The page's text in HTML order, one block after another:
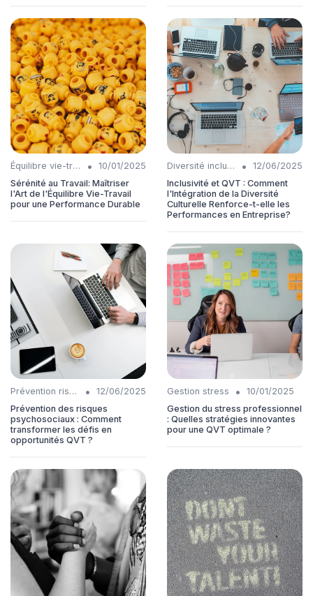
Équilibre vie-travail •
10/01/2025
Sérénité au Travail: Maîtriser
l'Art de l'Équilibre Vie-Travail
pour une Performance Durable
Diversité inclusion •
12/06/2025
Inclusivité et QVT : Comment
l'Intégration de la Diversité
Culturelle Renforce-t-elle les
Performances en Entreprise?
Prévention risques •
12/06/2025
Prévention des risques
psychosociaux : Comment
transformer les défis en
opportunités QVT ?
Gestion stress •
10/01/2025
Gestion du stress professionnel
: Quelles stratégies innovantes
pour une QVT optimale ?